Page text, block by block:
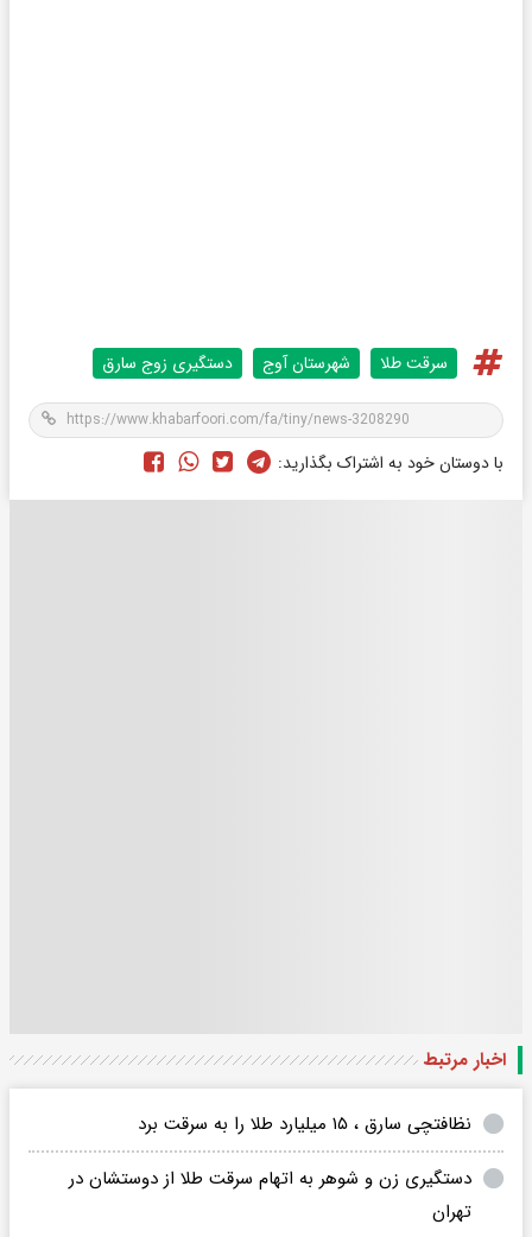
سرقت طلا شهرستان آوج دستگیری زوج سارق
با دوستان خود به اشتراک بگذارید:
اخبار مرتبط
نظافتچی سارق ، ۱۵ میلیارد طلا را به سرقت برد
دستگیری زن و شوهر به اتهام سرقت طلا از دوستشان در
تهران